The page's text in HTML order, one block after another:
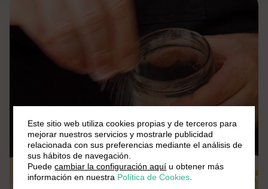
Este sitio web utiliza cookies propias y de terceros para
mejorar nuestros servicios y mostrarle publicidad
relacionada con sus preferencias mediante el análisis de
sus hábitos de navegación.
Puedecambiar la configuración aquí u obtener más
información en nuestra Política de Cookies